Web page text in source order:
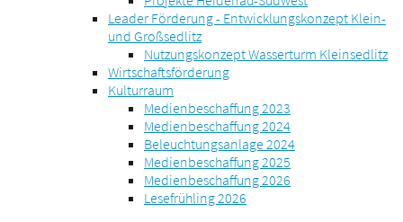
Leader Förderung - Entwicklungskonzept Klein-
und Großsedlitz
Nutzungskonzept Wasserturm Kleinsedlitz
Wirtschaftsförderung
Kulturraum
Medienbeschaffung 2023
Medienbeschaffung 2024
Beleuchtungsanlage 2024
Medienbeschaffung 2025
Medienbeschaffung 2026
Lesefrühling 2026